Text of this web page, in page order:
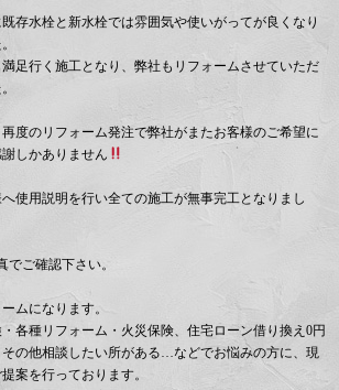
存水栓と新水栓では雰囲気や使いがってが良くなり
足行く施工となり、弊社もリフォームさせていただ
度のリフォーム発注で弊社がまたお客様のご希望に
しかありません
使用説明を行い全ての施工が無事完工となりまし
でご確認下さい。
ムになります。
各種リフォーム・火災保険、住宅ローン借り換え0円
その他相談したい所がある…などでお悩みの方に、現
案を行っております。